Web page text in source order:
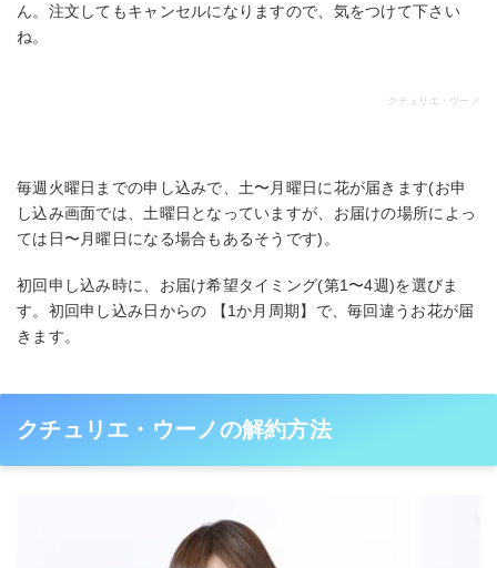
ん。注文してもキャンセルになりますので、気をつけて下さい
ね。
クチュリエ・ウーノ
毎週火曜日までの申し込みで、土〜月曜日に花が届きます(お申
し込み画面では、土曜日となっていますが、お届けの場所によっ
ては日〜月曜日になる場合もあるそうです)。
初回申し込み時に、お届け希望タイミング(第1〜4週)を選びま
す。初回申し込み日からの 【1か月周期】で、毎回違うお花が届
きます。
クチュリエ・ウーノの解約方法